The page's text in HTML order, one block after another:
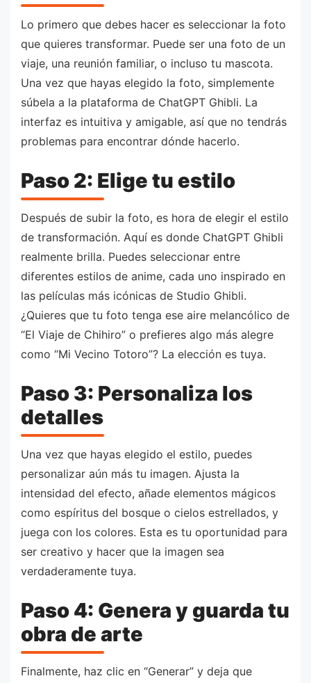
Lo primero que debes hacer es seleccionar la foto
que quieres transformar. Puede ser una foto de un
viaje, una reunión familiar, o incluso tu mascota.
Una vez que hayas elegido la foto, simplemente
súbela a la plataforma de ChatGPT Ghibli. La
interfaz es intuitiva y amigable, así que no tendrás
problemas para encontrar dónde hacerlo.
Paso 2: Elige tu estilo
Después de subir la foto, es hora de elegir el estilo
de transformación. Aquí es donde ChatGPT Ghibli
realmente brilla. Puedes seleccionar entre
diferentes estilos de anime, cada uno inspirado en
las películas más icónicas de Studio Ghibli.
¿Quieres que tu foto tenga ese aire melancólico de
“El Viaje de Chihiro” o prefieres algo más alegre
como “Mi Vecino Totoro”? La elección es tuya.
Paso 3: Personaliza los
detalles
Una vez que hayas elegido el estilo, puedes
personalizar aún más tu imagen. Ajusta la
intensidad del efecto, añade elementos mágicos
como espíritus del bosque o cielos estrellados, y
juega con los colores. Esta es tu oportunidad para
ser creativo y hacer que la imagen sea
verdaderamente tuya.
Paso 4: Genera y guarda tu
obra de arte
Finalmente, haz clic en “Generar” y deja que